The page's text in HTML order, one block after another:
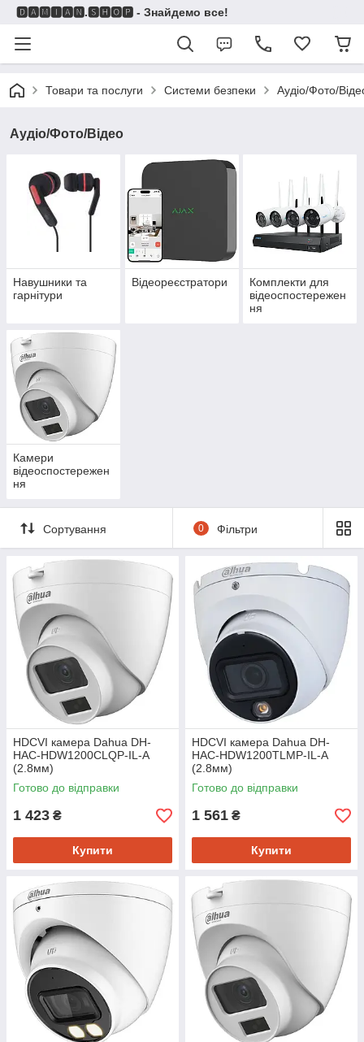
🅳🅰🅼🅸🅰🅽.🆂🅷🅾🅿 - Знайдемо все!
Товари та послуги Системи безпеки Аудіо/Фото/
Аудіо/Фото/Відео
Навушники та
гарнітури
Відеореєстратори
Комплекти для
відеоспостережен
ня
Камери
відеоспостережен
ня
Сортування 0 Фільтри
HDCVI камера Dahua DH-
HAC-HDW1200CLQP-IL-A
(2.8мм)
Готово до відправки
1 423 ₴
Купити
HDCVI камера Dahua DH-
HAC-HDW1200TLMP-IL-A
(2.8мм)
Готово до відправки
1 561 ₴
Купити